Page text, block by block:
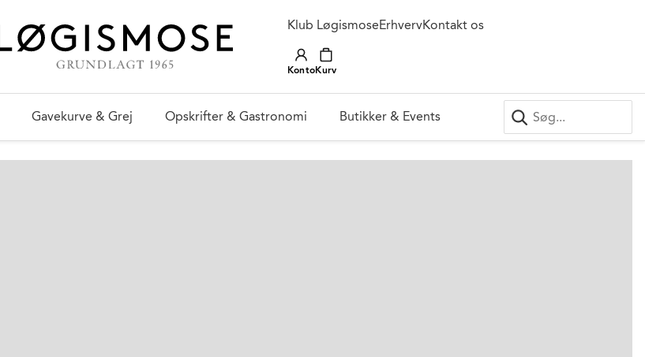
Klub LøgismoseErhvervKontakt os
KontoKurv
Gavekurve & Grej Opskrifter & Gastronomi Butikker & Events